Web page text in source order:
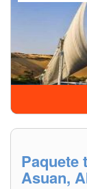
Paquete
Asuan,